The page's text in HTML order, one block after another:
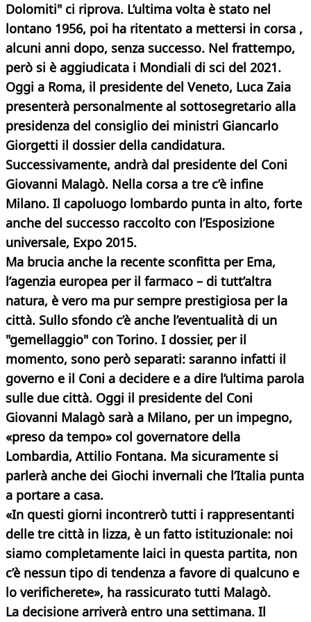
Dolomiti" ci riprova. L’ultima volta è stato nel
lontano 1956, poi ha ritentato a mettersi in corsa ,
alcuni anni dopo, senza successo. Nel frattempo,
però si è aggiudicata i Mondiali di sci del 2021.
Oggi a Roma, il presidente del Veneto, Luca Zaia
presenterà personalmente al sottosegretario alla
presidenza del consiglio dei ministri Giancarlo
Giorgetti il dossier della candidatura.
Successivamente, andrà dal presidente del Coni
Giovanni Malagò. Nella corsa a tre c’è infine
Milano. Il capoluogo lombardo punta in alto, forte
anche del successo raccolto con l’Esposizione
universale, Expo 2015.
Ma brucia anche la recente sconfitta per Ema,
l’agenzia europea per il farmaco – di tutt’altra
natura, è vero ma pur sempre prestigiosa per la
città. Sullo sfondo c’è anche l’eventualità di un
"gemellaggio" con Torino. I dossier, per il
momento, sono però separati: saranno infatti il
governo e il Coni a decidere e a dire l’ultima parola
sulle due città. Oggi il presidente del Coni
Giovanni Malagò sarà a Milano, per un impegno,
«preso da tempo» col governatore della
Lombardia, Attilio Fontana. Ma sicuramente si
parlerà anche dei Giochi invernali che l’Italia punta
a portare a casa.
«In questi giorni incontrerò tutti i rappresentanti
delle tre città in lizza, è un fatto istituzionale: noi
siamo completamente laici in questa partita, non
c’è nessun tipo di tendenza a favore di qualcuno e
lo verificherete», ha rassicurato tutti Malagò.
La decisione arriverà entro una settimana. Il